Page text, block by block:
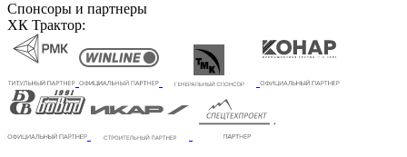
Спонсоры и партнеры
ХК Трактор: